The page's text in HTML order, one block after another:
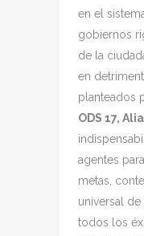
en el
gobiernos
de la
en
planteados
ODS 17,
agentes
metas,
universal
todos los